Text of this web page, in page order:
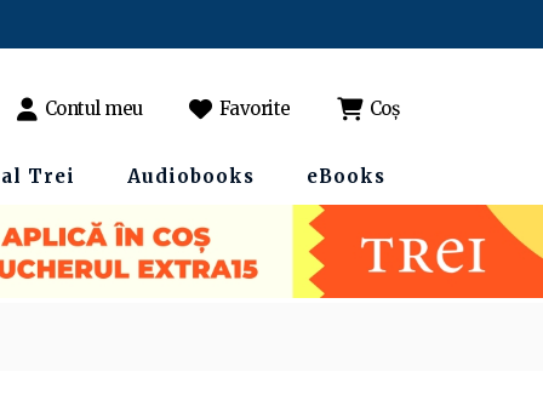
Contul meu Favorite Coș
Trei Audiobooks eBooks